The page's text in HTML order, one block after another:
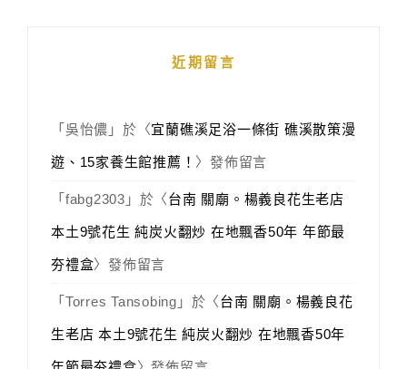
近期留言
「 吳怡儂 」於〈宜蘭礁溪足浴一條街 礁溪散策漫
遊、15家養生館推薦！ 〉發佈留言
「 fabg2303 」於〈台南 關廟。楊義良花生老店
本土9號花生 純炭火翻炒 在地飄香50年 年節最
夯禮盒〉發佈留言
「 Torres Tansobing 」於〈台南 關廟。楊義良花
生老店 本土9號花生 純炭火翻炒 在地飄香50年